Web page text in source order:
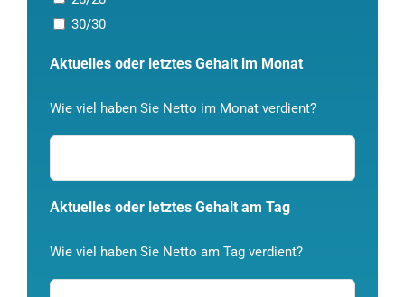
30/30
Aktuelles oder letztes Gehalt im Monat
Wie viel haben Sie Netto im Monat verdient?
Aktuelles oder letztes Gehalt am Tag
Wie viel haben Sie Netto am Tag verdient?